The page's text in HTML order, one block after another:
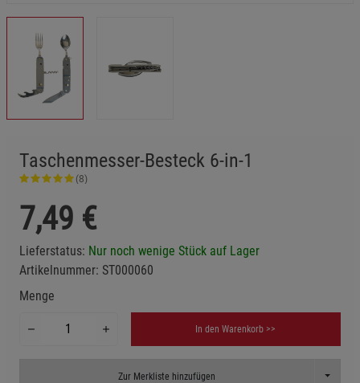
Taschenmesser-Besteck 6-in-1
(8)
7,49 €
Lieferstatus: Nur noch wenige Stück auf Lager
Artikelnummer: ST000060
Menge
In den Warenkorb >>
Zur Merkliste hinzufügen Toggle